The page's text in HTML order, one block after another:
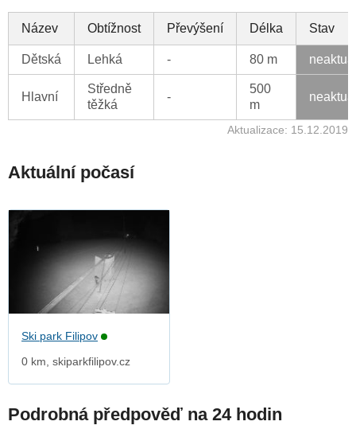
Název Obtížnost Převýšení Délka Stav
Dětská Lehká - 80 m
Hlavní
Středně
těžká
-
500
m
Aktualizace: 15.12.2019
Aktuální počasí
Ski park Filipov
0 km, skiparkfilipov.cz
Podrobná předpověď na 24 hodin